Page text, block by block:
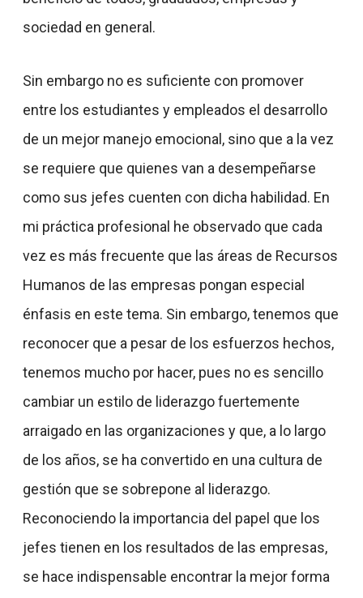
sociedad en general.
Sin embargo no es suficiente con promover
entre los estudiantes y empleados el desarrollo
de un mejor manejo emocional, sino que a la vez
se requiere que quienes van a desempeñarse
como sus jefes cuenten con dicha habilidad. En
mi práctica profesional he observado que cada
vez es más frecuente que las áreas de Recursos
Humanos de las empresas pongan especial
énfasis en este tema. Sin embargo, tenemos que
reconocer que a pesar de los esfuerzos hechos,
tenemos mucho por hacer, pues no es sencillo
cambiar un estilo de liderazgo fuertemente
arraigado en las organizaciones y que, a lo largo
de los años, se ha convertido en una cultura de
gestión que se sobrepone al liderazgo.
Reconociendo la importancia del papel que los
jefes tienen en los resultados de las empresas,
se hace indispensable encontrar la mejor forma